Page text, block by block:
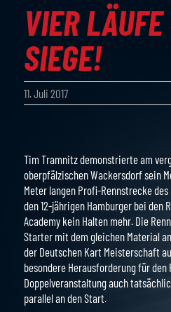
VIER
SIEGE!
11. Juli 2017
Tim Tramnitz demonstrierte am
oberpfälzischen Wackersdorf sein
Meter langen Profi-Rennstrecke
den 12-jährigen Hamburger bei den
Academy kein Halten mehr. Die
Starter mit dem gleichen Material
der Deutschen Kart Meisterschaft
besondere Herausforderung für
Doppelveranstaltung auch
parallel an den Start.